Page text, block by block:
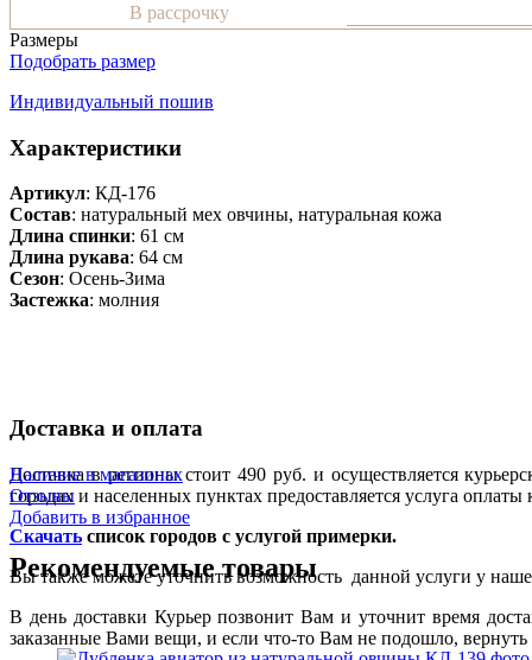
В рассрочку
Размеры
Подобрать размер
Индивидуальный пошив
Характеристики
Артикул: КД-176
Состав: натуральный мех овчины, натуральная кожа
Длина спинки: 61 см
Длина рукава: 64 см
Сезон: Осень-Зима
Застежка: молния
Доставка и оплата
Доставка в регионы стоит 490 руб. и осуществляется
городах и населенных пунктах предоставляется услуга
Скачать список городов с услугой примерки.
Вы также можете уточнить возможность данной услуги у
В день доставки Курьер позвонит Вам и уточнит время
заказанные Вами вещи, и если что-то Вам не подошло,
Наличие в магазинах
Отзывы
Добавить в избранное
Рекомендуемые товары